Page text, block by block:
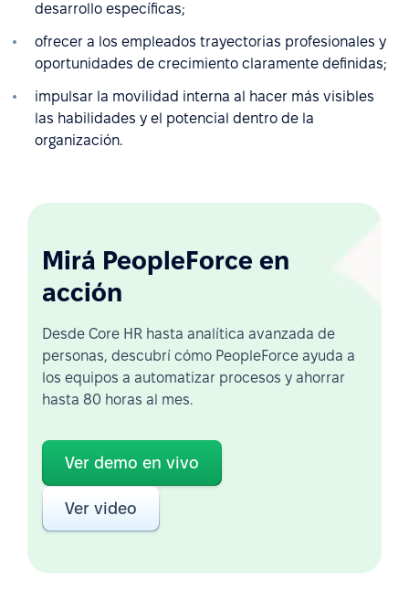
desarrollo específicas;
ofrecer a los empleados trayectorias profesionales y
oportunidades de crecimiento claramente definidas;
impulsar la movilidad interna al hacer más visibles
las habilidades y el potencial dentro de la
organización.
Mirá PeopleForce en
acción
Desde Core HR hasta analítica avanzada de
personas, descubrí cómo PeopleForce ayuda a
los equipos a automatizar procesos y ahorrar
hasta 80 horas al mes.
Ver demo en vivo
Ver video